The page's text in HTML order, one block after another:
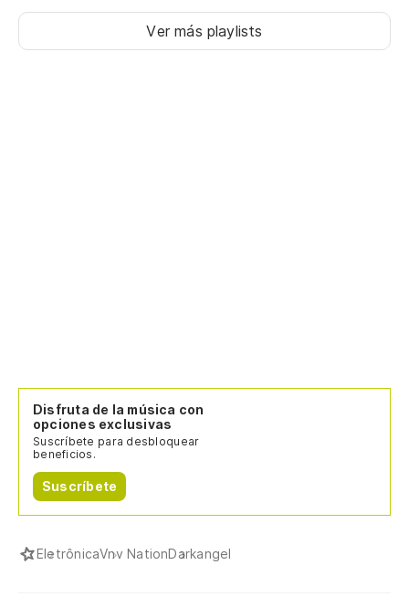
Ver más playlists
Disfruta de la música con
opciones exclusivas
Suscríbete para desbloquear
beneficios.
Suscríbete
EletrônicaVnv NationDarkangel